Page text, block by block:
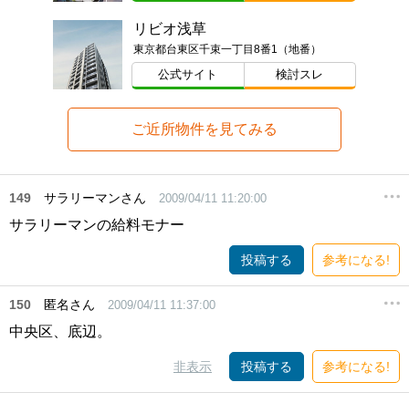
リビオ浅草
東京都台東区千束一丁目8番1（地番）
公式サイト 検討スレ
ご近所物件を見てみる
149 サラリーマンさん 2009/04/11 11:20:00
サラリーマンの給料モナー
投稿する 参考になる!
150 匿名さん 2009/04/11 11:37:00
中央区、底辺。
非表示 投稿する 参考になる!